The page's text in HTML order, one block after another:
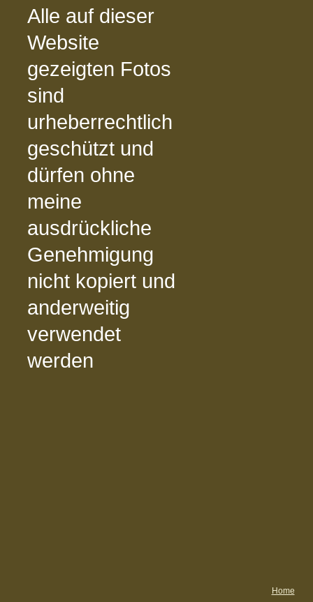
Alle auf dieser
Website
gezeigten Fotos
sind
urheberrechtlich
geschützt und
dürfen ohne
meine
ausdrückliche
Genehmigung
nicht kopiert und
anderweitig
verwendet
werden
Home